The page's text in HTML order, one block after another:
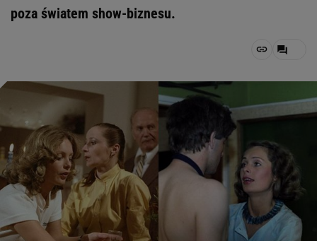
poza światem show-biznesu.